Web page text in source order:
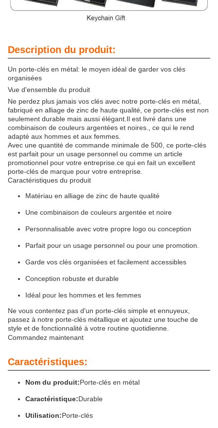
Description du produit:
Un porte-clés en métal: le moyen idéal de garder vos clés
organisées
Vue d'ensemble du produit
Ne perdez plus jamais vos clés avec notre porte-clés en métal,
fabriqué en alliage de zinc de haute qualité, ce porte-clés est non
seulement durable mais aussi élégant.Il est livré dans une
combinaison de couleurs argentées et noires., ce qui le rend
adapté aux hommes et aux femmes.
Avec une quantité de commande minimale de 500, ce porte-clés
est parfait pour un usage personnel ou comme un article
promotionnel pour votre entreprise.ce qui en fait un excellent
porte-clés de marque pour votre entreprise.
Caractéristiques du produit
Matériau en alliage de zinc de haute qualité
Une combinaison de couleurs argentée et noire
Personnalisable avec votre propre logo ou conception
Parfait pour un usage personnel ou pour une promotion.
Garde vos clés organisées et facilement accessibles
Conception robuste et durable
Idéal pour les hommes et les femmes
Ne vous contentez pas d'un porte-clés simple et ennuyeux,
passez à notre porte-clés métallique et ajoutez une touche de
style et de fonctionnalité à votre routine quotidienne.
Commandez maintenant
Caractéristiques:
Nom du produit:Porte-clés en métal
Caractéristique:Durable
Utilisation:Porte-clés